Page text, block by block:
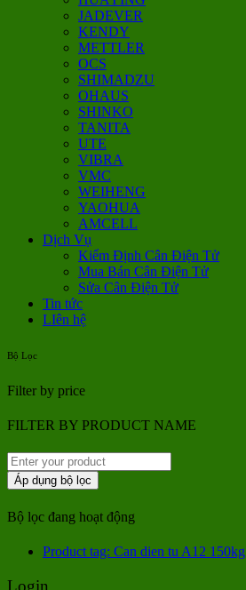
JADEVER
KENDY
METTLER
OCS
SHIMADZU
OHAUS
SHINKO
TANITA
UTE
VIBRA
VMC
WEIHENG
YAOHUA
AMCELL
Dịch Vụ
Kiểm Định Cân Điện Tử
Mua Bán Cân Điện Tử
Sửa Cân Điện Tử
Tin tức
LIên hệ
Bộ Lọc
Filter by price
FILTER BY PRODUCT NAME
Áp dụng bộ lọc
Bộ lọc đang hoạt động
Product tag: Can dien tu A12 150kg
Login